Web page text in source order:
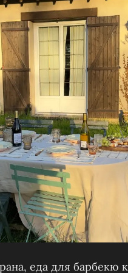
еда для барбекю